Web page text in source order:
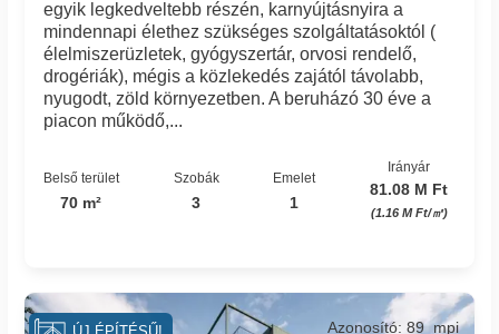
egyik legkedveltebb részén, karnyújtásnyira a
mindennapi élethez szükséges szolgáltatásoktól (
élelmiszerüzletek, gyógyszertár, orvosi rendelő,
drogériák), mégis a közlekedés zajától távolabb,
nyugodt, zöld környezetben. A beruházó 30 éve a
piacon működő,...
Belső terület
70 m²
Szobák
3
Emelet
1
Irányár
81.08 M Ft
(1.16 M Ft/㎡)
Azonosító: 89_mpi